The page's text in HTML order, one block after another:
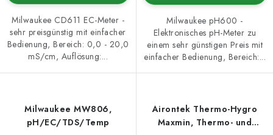
Milwaukee CD611 EC-Meter -
sehr preisgünstig mit einfacher
Bedienung, Bereich: 0,0 - 20,0
mS/cm, Auflösung:...
Milwaukee pH600 -
Elektronisches pH-Meter zu
einem sehr günstigen Preis mit
einfacher Bedienung, Bereich:...
Milwaukee MW806,
pH/EC/TDS/Temp
Airontek Thermo-Hygro
Maxmin, Thermo- und